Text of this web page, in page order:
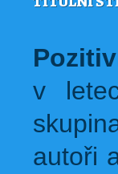
v
autoři